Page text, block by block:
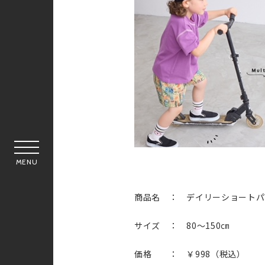
MENU
商品名 ： デイリーショート
サイズ ： 80～150㎝
価格 ： ￥998（税込）